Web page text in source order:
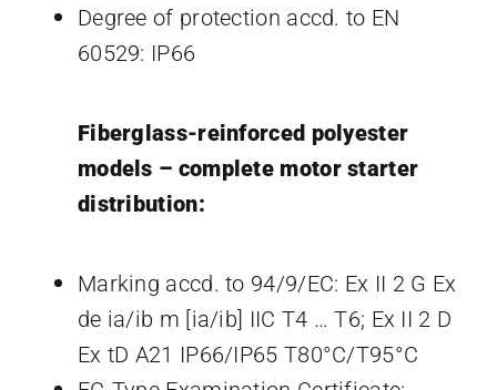
Degree of protection accd. to EN
60529: IP66
Fiberglass-reinforced polyester
models – complete motor starter
distribution:
Marking accd. to 94/9/EC: Ex II 2 G Ex
de ia/ib m [ia/ib] IIC T4 … T6; Ex II 2 D
Ex tD A21 IP66/IP65 T80°C/T95°C